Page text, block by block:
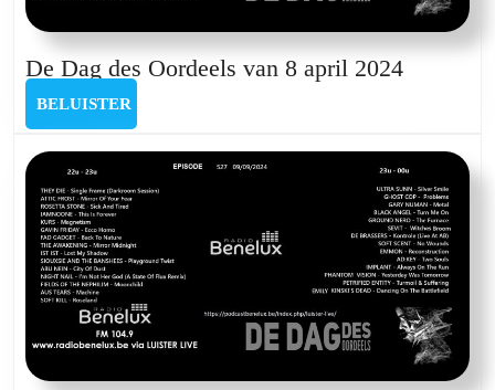
De Dag des Oordeels van 8 april 2024De
Oordeels
van
8
april
2024
BELUISTER